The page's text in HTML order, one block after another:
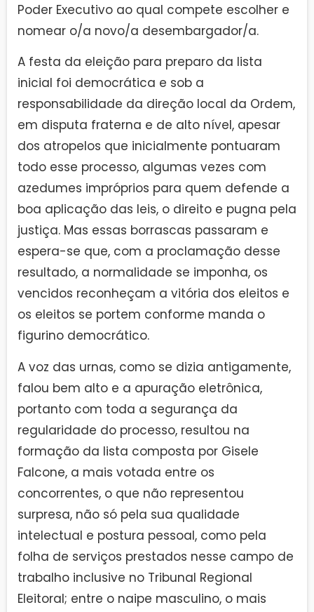
Poder Executivo ao qual compete escolher e
nomear o/a novo/a desembargador/a.
A festa da eleição para preparo da lista
inicial foi democrática e sob a
responsabilidade da direção local da Ordem,
em disputa fraterna e de alto nível, apesar
dos atropelos que inicialmente pontuaram
todo esse processo, algumas vezes com
azedumes impróprios para quem defende a
boa aplicação das leis, o direito e pugna pela
justiça. Mas essas borrascas passaram e
espera-se que, com a proclamação desse
resultado, a normalidade se imponha, os
vencidos reconheçam a vitória dos eleitos e
os eleitos se portem conforme manda o
figurino democrático.
A voz das urnas, como se dizia antigamente,
falou bem alto e a apuração eletrônica,
portanto com toda a segurança da
regularidade do processo, resultou na
formação da lista composta por Gisele
Falcone, a mais votada entre os
concorrentes, o que não representou
surpresa, não só pela sua qualidade
intelectual e postura pessoal, como pela
folha de serviços prestados nesse campo de
trabalho inclusive no Tribunal Regional
Eleitoral; entre o naipe masculino, o mais